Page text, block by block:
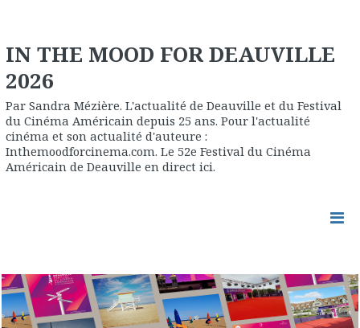
IN THE MOOD FOR DEAUVILLE
2026
Par Sandra Mézière. L'actualité de Deauville et du Festival
du Cinéma Américain depuis 25 ans. Pour l'actualité
cinéma et son actualité d'auteure :
Inthemoodforcinema.com. Le 52e Festival du Cinéma
Américain de Deauville en direct ici.